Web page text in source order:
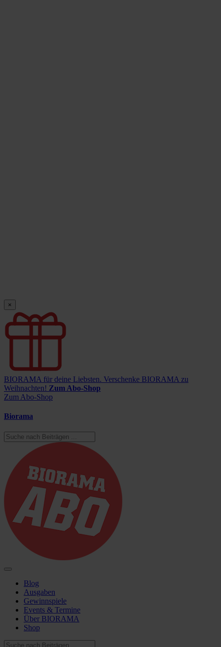
×
BIORAMA für deine Liebsten. Verschenke BIORAMA zu
Weihnachten! Zum Abo-Shop
Zum Abo-Shop
Biorama
Blog
Ausgaben
Gewinnspiele
Events & Termine
Über BIORAMA
Shop